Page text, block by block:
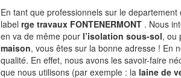
En tant que professionnels sur le
labelrge travaux FONTENERMONT . Nous
en va de même pour l’isolation sous-sol, ou
maison, vous êtes sur la bonne adresse ! En
qualité. En effet, nous avons les savoir-faire
que nous utilisons (par exemple : la laine de